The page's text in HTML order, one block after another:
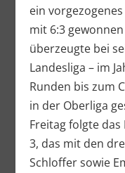
ein
mit 6:3
überzeugte bei
Landesliga – im
Runden bis zum
in der Oberliga
Freitag folgte
3, das mit den
Schloffer sowie